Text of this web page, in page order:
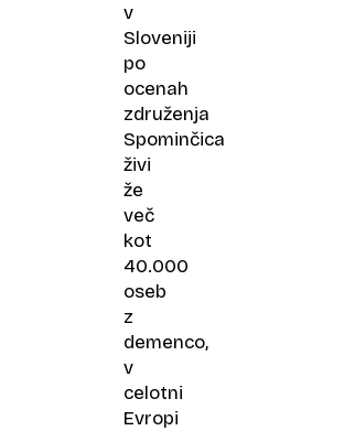
v
Sloveniji
po
ocenah
združenja
Spominčica
živi
že
več
kot
40.000
oseb
z
demenco,
v
celotni
Evropi